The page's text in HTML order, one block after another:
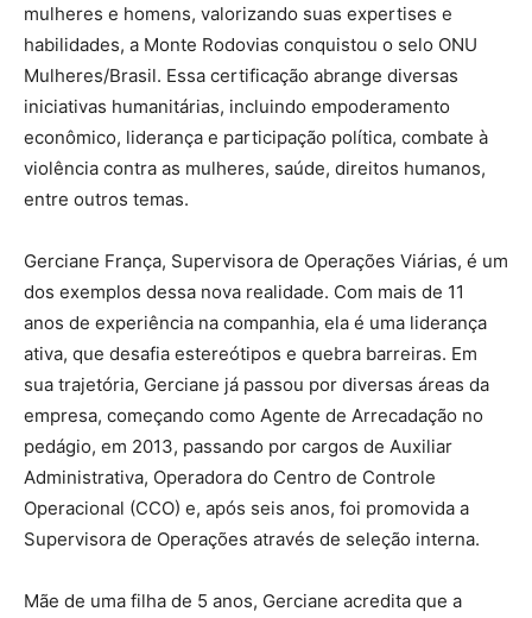
mulheres e homens, valorizando suas expertises e
habilidades, a Monte Rodovias conquistou o selo ONU
Mulheres/Brasil. Essa certificação abrange diversas
iniciativas humanitárias, incluindo empoderamento
econômico, liderança e participação política, combate à
violência contra as mulheres, saúde, direitos humanos,
entre outros temas.
Gerciane França, Supervisora de Operações Viárias, é um
dos exemplos dessa nova realidade. Com mais de 11
anos de experiência na companhia, ela é uma liderança
ativa, que desafia estereótipos e quebra barreiras. Em
sua trajetória, Gerciane já passou por diversas áreas da
empresa, começando como Agente de Arrecadação no
pedágio, em 2013, passando por cargos de Auxiliar
Administrativa, Operadora do Centro de Controle
Operacional (CCO) e, após seis anos, foi promovida a
Supervisora de Operações através de seleção interna.
Mãe de uma filha de 5 anos, Gerciane acredita que a